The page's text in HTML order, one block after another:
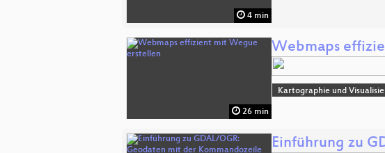
4 min
26 min
Webmaps
Kartographie und
Einführung zu